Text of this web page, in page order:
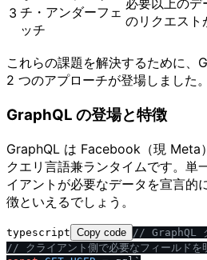
3 チ・アンダーフェ
ッチ
必要以上のデ
のリクエスト
これらの課題を解決するために、
2 つのアプローチが登場しました。
GraphQL の登場と特徴
GraphQL は Facebook（現 Meta
クエリ言語兼ランタイムです。単
イアントが必要なデータを宣言的
徴といえるでしょう。
typescript Copy code / / GraphQL
/ / クライアント側で必要なフィールドを